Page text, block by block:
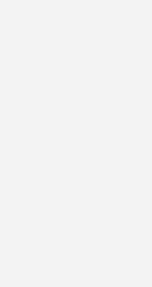
ins
Millimeter sieht
Zone ist hier der
zum
an den
das